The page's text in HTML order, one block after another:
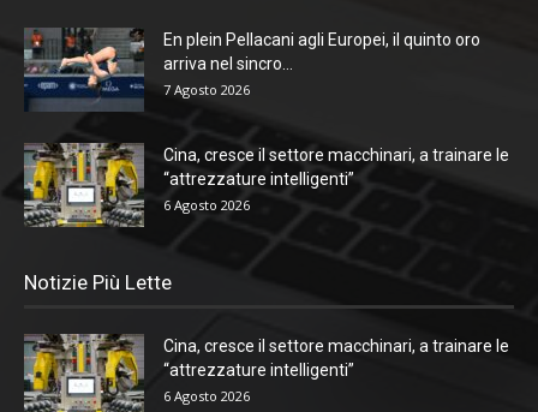
En plein Pellacani agli Europei, il quinto oro
arriva nel sincro...
7 Agosto 2026
Cina, cresce il settore macchinari, a trainare le
“attrezzature intelligenti”
6 Agosto 2026
Notizie Più Lette
Cina, cresce il settore macchinari, a trainare le
“attrezzature intelligenti”
6 Agosto 2026